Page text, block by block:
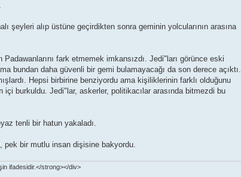
şeyleri alıp üstüne geçirdikten sonra geminin yolcularının arasına
fark etmemek imkansızdı. Jedi"ları görünce eski
bundan daha güvenli bir gemi bulamayacağı da son derece açıktı.
Hepsi birbirine benziyordu ama kişiliklerinin farklı olduğunu
içi burkuldu. Jedi"lar, askerler, politikacılar arasında bitmezdi bu
tenli bir hatun yakaladı.
pek bir mutlu insan dişisine bakyordu.
ifadesidir.</strong></div>